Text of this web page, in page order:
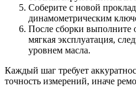
Соберите с новой
динамометрическим
После сборки выполните
мягкая эксплуатация,
уровнем масла.
Каждый шаг требует
точность измерений, иначе